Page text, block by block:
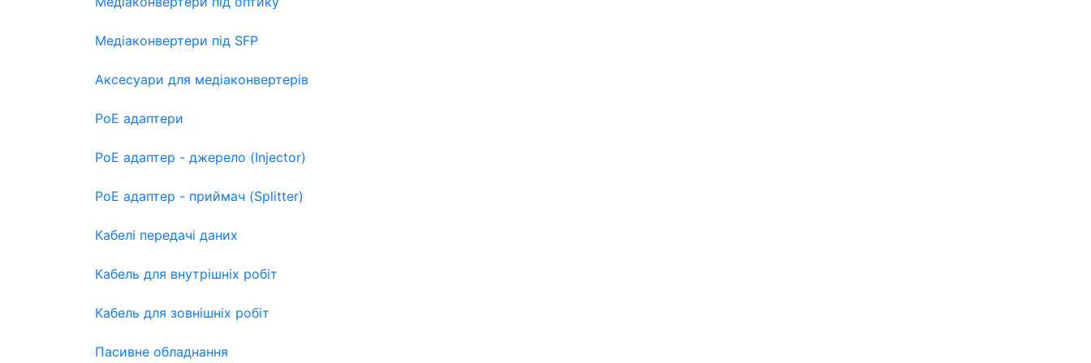
Медіаконвертери під SFP
Аксесуари для медіаконвертерів
PoE адаптери
PoE адаптер - джерело (Injector)
PoE адаптер - приймач (Splitter)
Кабелі передачі даних
Кабель для внутрішніх робіт
Кабель для зовнішніх робіт
Пасивне обладнання